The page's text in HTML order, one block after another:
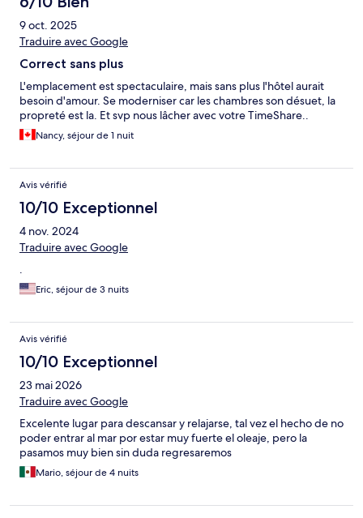
9 oct. 2025
Traduire avec Google
Correct sans plus
L'emplacement est spectaculaire, mais sans plus l'hôtel aurait
besoin d'amour. Se moderniser car les chambres son désuet, la
propreté est la. Et svp nous lâcher avec votre TimeShare..
Nancy, séjour de 1 nuit
Avis vérifié
10/10 Exceptionnel
4 nov. 2024
Traduire avec Google
.
Eric, séjour de 3 nuits
Avis vérifié
10/10 Exceptionnel
23 mai 2026
Traduire avec Google
Excelente lugar para descansar y relajarse, tal vez el hecho de no
poder entrar al mar por estar muy fuerte el oleaje, pero la
pasamos muy bien sin duda regresaremos
Mario, séjour de 4 nuits